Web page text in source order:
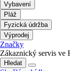
Vybavení
Pláž
Fyzická údržba
Výprodej
Značky
Zákaznický servis ve
Hledat